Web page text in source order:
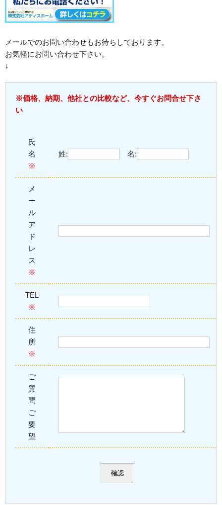
メールでのお問い合わせもお待ちしております。
お気軽にお問い合わせ下さい。
↓
※価格、納期、他社との比較など、今すぐお問合せ下さ
い
氏
名
※
姓: 名:
メ
ー
ル
ア
ド
レ
ス
※
TEL
※
住
所
※
ご
質
問
ご
要
望